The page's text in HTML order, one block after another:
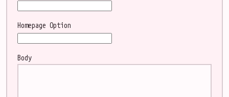
Homepage Option
Body